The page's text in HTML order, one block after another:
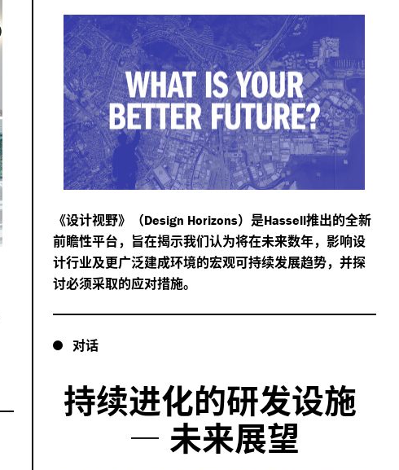
《设计视野》（Design Horizons）是Hassell推出的全新
前瞻性平台，旨在揭示我们认为将在未来数年，影响设
计行业及更广泛建成环境的宏观可持续发展趋势，并探
讨必须采取的应对措施。
对话
持续进化的研发设施
— 未来展望